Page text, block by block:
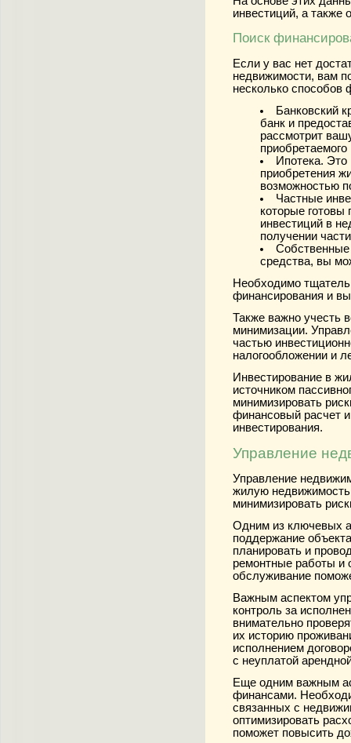
инвестиций, а
Поиск
Если у вас нет
недвижимости, вам
несколько способов
Банковский
банк и
рассмотрит
Ипотека.
приобретения
возможностью
Частные
которые готовы
инвестиций в
получении
Собственные
средства, вы
Необходимо
финансирования и
Также важно учесть
минимизации.
частью
налогообложении и
Инвестирование в
источником
минимизировать
финансовый расчет
инвестирования.
Управление
Управление
жилую
минимизировать
Одним из ключевых
поддержание
планировать и
ремонтные работы и
обслуживание
Важным аспектом
контроль за
внимательно
их историю
исполнением
с неуплатой
Еще одним важным
финансами.
связанных с
оптимизировать
поможет повысить